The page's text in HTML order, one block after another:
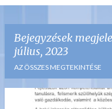
Bejegyzések
július, 2023
AZ ÖSSZES MEGTEKINTÉSE